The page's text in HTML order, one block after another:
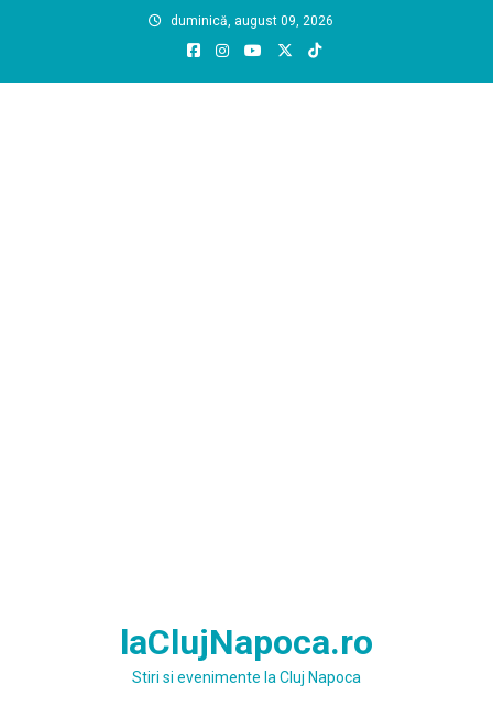
duminică, august 09, 2026
laClujNapoca.ro
Stiri si evenimente la Cluj Napoca